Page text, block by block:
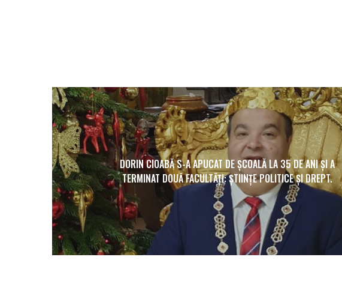
DORIN CIOABĂ S-A APUCAT DE ȘCOALĂ LA 35 DE ANI ȘI A
TERMINAT DOUĂ FACULTĂȚI: ȘTIINȚE POLITICE ȘI DREPT.